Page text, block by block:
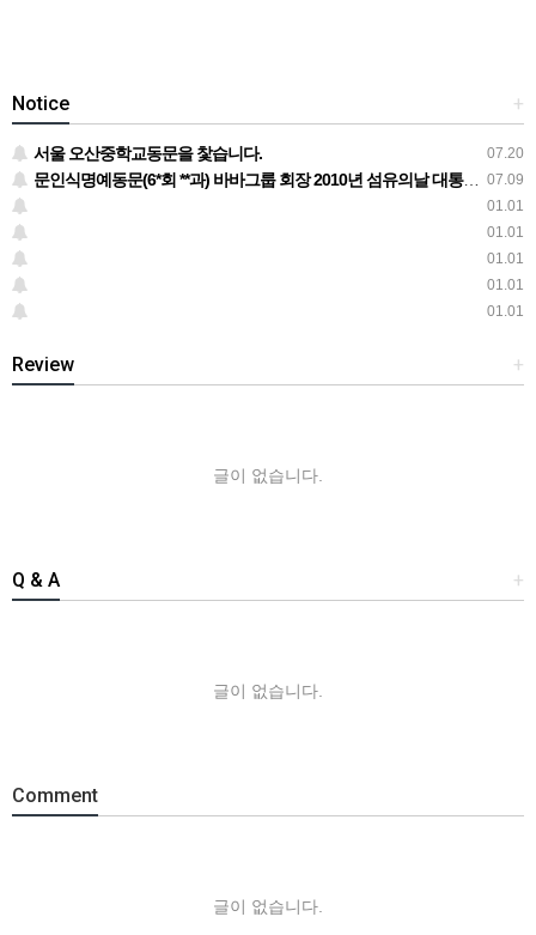
+
Notice
07.20
서울 오산중학교동문을 찿습니다.
07.09
문인식명예동문(6*회 **과) 바바그룹 회장 2010년 섬유의날 대통령상 수상
01.01
01.01
01.01
01.01
01.01
+
Review
글이 없습니다.
+
Q & A
글이 없습니다.
Comment
글이 없습니다.